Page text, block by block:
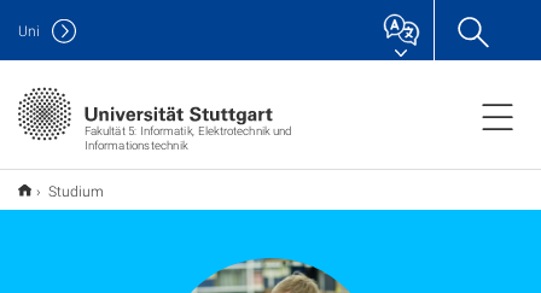
Fakultät 5: Informatik, Elektrotechnik und
Informationstechnik
Uni
Studium